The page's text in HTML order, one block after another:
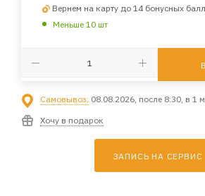
Вернем на карту до 14 бонусных
Меньше 10 шт
Самовывоз: 08.08.2026, после 8:30, в 1
Хочу в подарок
ЗАПИСЬ НА СЕРВИС